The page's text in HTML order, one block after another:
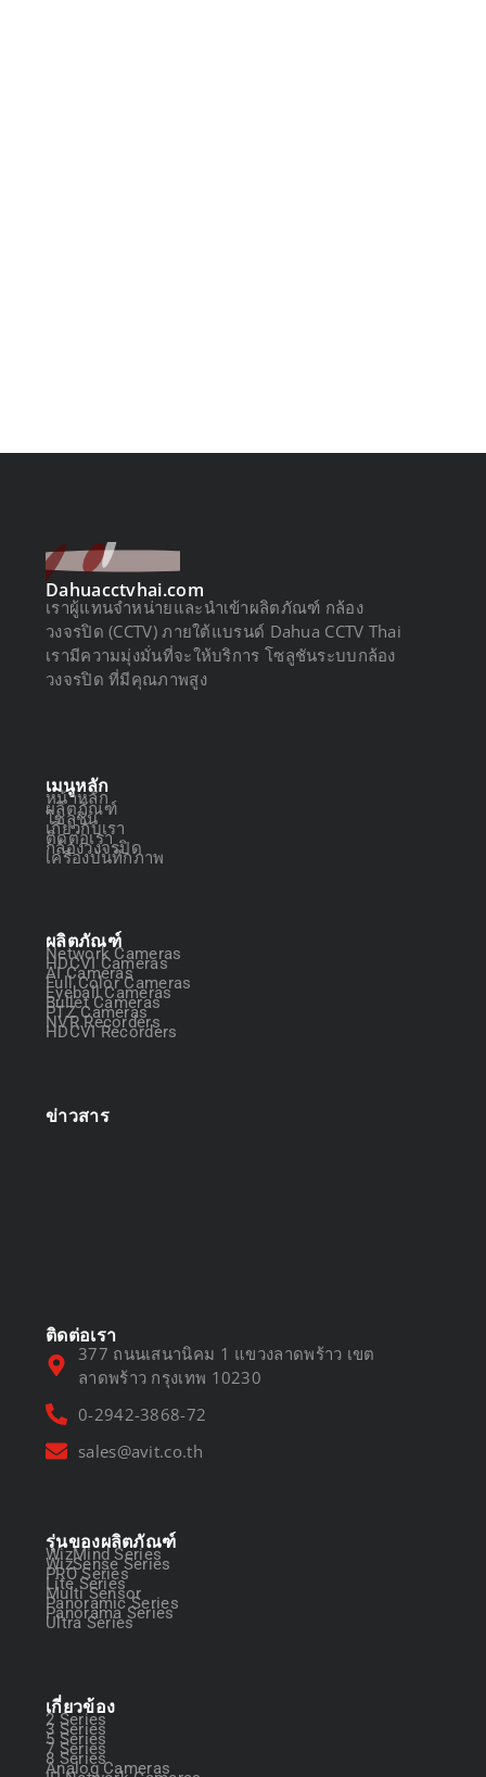
Dahuacctvhai.com
เราผู้แทนจำหน่ายและนำเข้าผลิตภัณฑ์ กล้อง
วงจรปิด (CCTV) ภายใต้แบรนด์ Dahua CCTV Thai
เรามีความมุ่งมั่นที่จะให้บริการ โซลูชันระบบกล้อง
วงจรปิด ที่มีคุณภาพสูง
เมนูหลัก
หน้าหลัก
ผลิตภัณฑ์
โซลูชัน
เกี่ยวกับเรา
ติดต่อเรา
กล้องวงจรปิด
เครื่องบันทึกภาพ
ผลิตภัณฑ์
Network Cameras
HDCVI Cameras
AI Cameras
Full Color Cameras
Eyeball Cameras
Bullet Cameras
PTZ Cameras
NVR Recorders
HDCVI Recorders
ข่าวสาร
ติดต่อเรา
377 ถนนเสนานิคม 1 แขวงลาดพร้าว เขต
ลาดพร้าว กรุงเทพ 10230
0-2942-3868-72
sales@avit.co.th
รุ่นของผลิตภัณฑ์
WizMind Series
WizSense Series
PRO Series
Lite Series
Multi Sensor
Panoramic Series
Panorama Series
Ultra Series
เกี่ยวข้อง
2 Series
3 Series
5 Series
7 Series
8 Series
Analog Cameras